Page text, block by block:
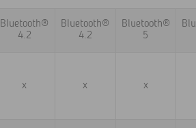
Bluetooth®
4.2
Bluetooth®
4.2
Bluetooth®
5
x x x